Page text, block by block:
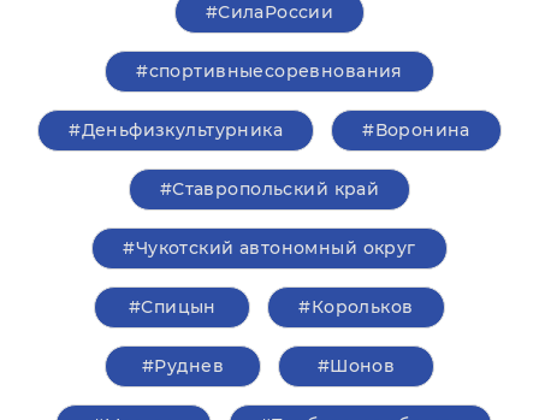
#СилаРоссии
#спортивныесоревнования
#Деньфизкультурника #Воронина
#Ставропольский край
#Чукотский автономный округ
#Спицын #Корольков
#Руднев #Шонов